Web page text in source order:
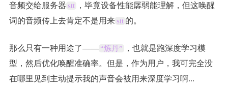
音频交给服务器 stt
，毕竟设备性能孱弱能理解，但这唤醒
词的音频传上去肯定不是用来stt 的。
那么只有一种用途了—— “炼丹”
，也就是跑深度学习模
型，然后优化唤醒准确率。但是，作为用户，我可完全没
在哪里见到主动提示我的声音会被用来深度学习啊...